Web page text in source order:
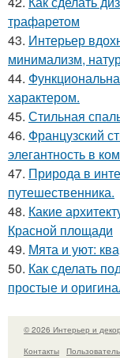
трафаретом
43. Интерьер
минимализм,
44.
характером.
45. Стильная
46. Французский
элегантность в
47. Природа в
путешественника.
48. Какие
Красной площади
49. Мята и уют:
50. Как сделать
простые и
© 2026 Интерьер и декор
Контакты